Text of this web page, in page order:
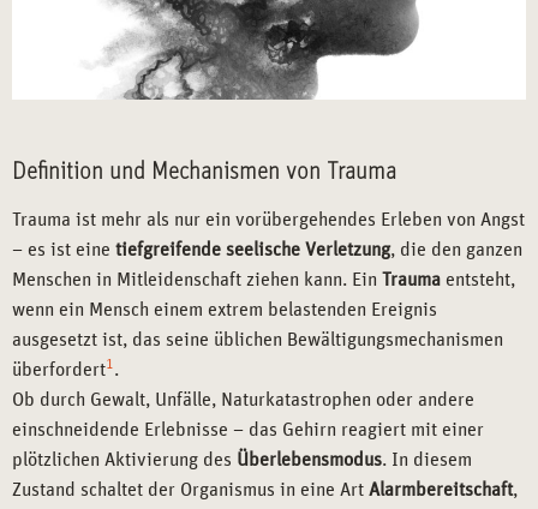
Definition und Mechanismen von Trauma
Trauma ist mehr als nur ein vorübergehendes Erleben von Angst
– es ist eine tiefgreifende seelische Verletzung, die den ganzen
Menschen in Mitleidenschaft ziehen kann. Ein Trauma entsteht,
wenn ein Mensch einem extrem belastenden Ereignis
ausgesetzt ist, das seine üblichen Bewältigungsmechanismen
überfordert1 .
Ob durch Gewalt, Unfälle, Naturkatastrophen oder andere
einschneidende Erlebnisse – das Gehirn reagiert mit einer
plötzlichen Aktivierung des Überlebensmodus. In diesem
Zustand schaltet der Organismus in eine Art Alarmbereitschaft,